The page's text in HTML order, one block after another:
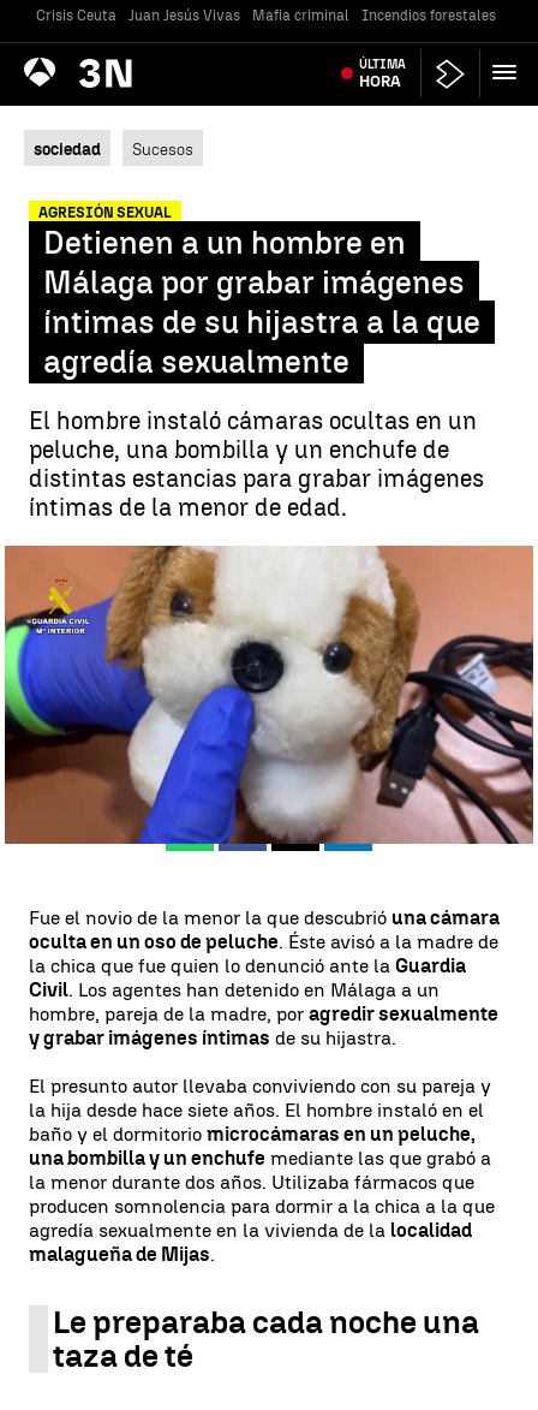
Crisis Ceuta Juan Jesús Vivas Mafia criminal Incendios forestales
Antena
3 Noticias ÚLTIMA
HORA
sociedad Sucesos
AGRESIÓN SEXUAL
Detienen a un hombre en
Málaga por grabar imágenes
íntimas de su hijastra a la que
agredía sexualmente
El hombre instaló cámaras ocultas en un
peluche, una bombilla y un enchufe de
distintas estancias para grabar imágenes
íntimas de la menor de edad.
Detenido por grabar imágenes íntimas de su hijastra a la que
agredía sexualmente |Mabel Redondo
Álvaro Lara
Publicado:
14 de abril de 2024, 12:37
WhatsappFacebook
X
Fue el novio de la menor la que descubrió una cámara
oculta en un oso de peluche. Éste avisó a la madre de
la chica que fue quien lo denunció ante la Guardia
Civil. Los agentes han detenido en Málaga a un
hombre, pareja de la madre, por agredir sexualmente
y grabar imágenes íntimas de su hijastra.
El presunto autor llevaba conviviendo con su pareja y
la hija desde hace siete años. El hombre instaló en el
baño y el dormitorio microcámaras en un peluche,
una bombilla y un enchufe mediante las que grabó a
la menor durante dos años. Utilizaba fármacos que
producen somnolencia para dormir a la chica a la que
agredía sexualmente en la vivienda de la localidad
malagueña de Mijas.
Le preparaba cada noche una
taza de té